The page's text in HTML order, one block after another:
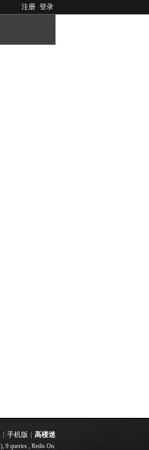
注册 登录
手机版 高楼迷
9 queries , Redis On.